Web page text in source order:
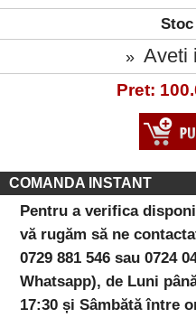
» Aveti
Pret:
COMANDA INSTANT
Pentru a verifica
vă rugăm să ne
0729 881 546 sau 0724
Whatsapp), de Luni
17:30 și Sâmbătă între